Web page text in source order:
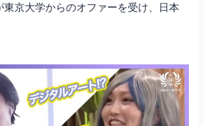
東京大学からのオファーを受け、日本